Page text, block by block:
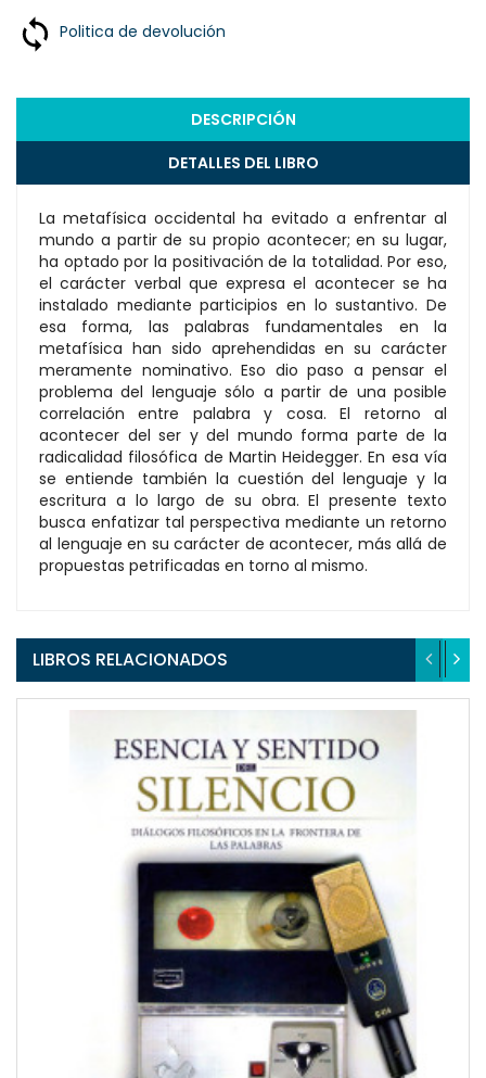
Politica de devolución
DESCRIPCIÓN
DETALLES DEL LIBRO
La metafísica occidental ha evitado a enfrentar al
mundo a partir de su propio acontecer; en su lugar,
ha optado por la positivación de la totalidad. Por eso,
el carácter verbal que expresa el acontecer se ha
instalado mediante participios en lo sustantivo. De
esa forma, las palabras fundamentales en la
metafísica han sido aprehendidas en su carácter
meramente nominativo. Eso dio paso a pensar el
problema del lenguaje sólo a partir de una posible
correlación entre palabra y cosa. El retorno al
acontecer del ser y del mundo forma parte de la
radicalidad filosófica de Martin Heidegger. En esa vía
se entiende también la cuestión del lenguaje y la
escritura a lo largo de su obra. El presente texto
busca enfatizar tal perspectiva mediante un retorno
al lenguaje en su carácter de acontecer, más allá de
propuestas petrificadas en torno al mismo.
LIBROS RELACIONADOS
QUICKVIEW
WISHLIST